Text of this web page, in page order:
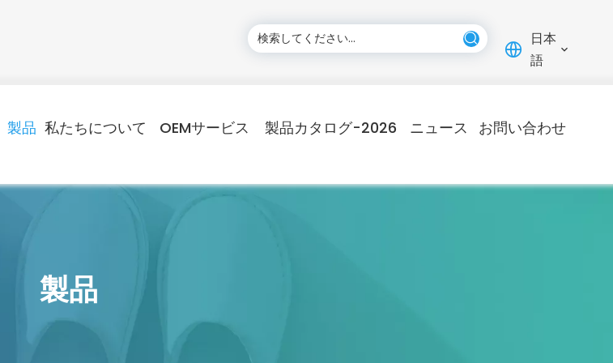
日本
語
製品 私たちについて OEMサービス 製品カタログ-2026 ニュース お問い合わせ
製品